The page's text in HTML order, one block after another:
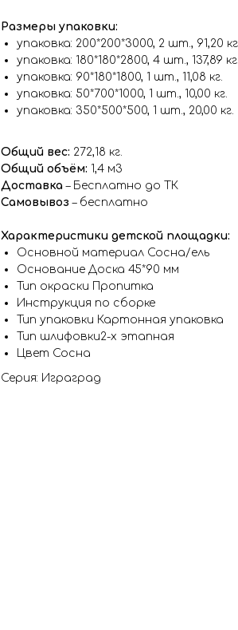
Размеры упаковки:
упаковка: 200*200*3000, 2 шт., 91,20
упаковка: 180*180*2800, 4 шт., 137,89 кг.
упаковка: 90*180*1800, 1 шт., 11,08 кг.
упаковка: 50*700*1000, 1 шт., 10,00 кг.
упаковка: 350*500*500, 1 шт., 20,00 кг.
Общий вес: 272,18 кг.
Общий объём: 1,4 м3
Доставка – Бесплатно до ТК
Самовывоз – бесплатно
Характеристики детской площадки:
Основной материал Сосна/ель
Основание Доска 45*90 мм
Тип окраски Пропитка
Инструкция по сборке
Тип упаковки Картонная упаковка
Тип шлифовки2-х этапная
Цвет Сосна
Серия: Играград